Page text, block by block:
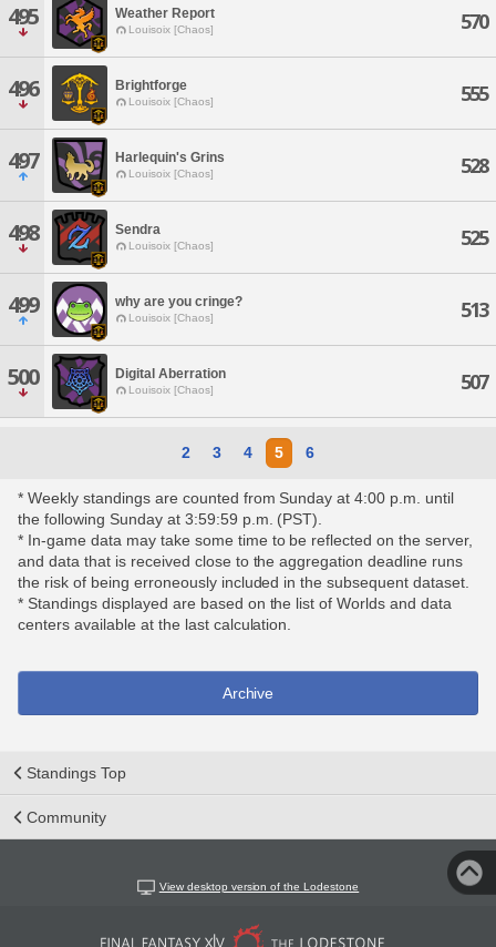
495 Weather Report
Louisoix [Chaos] 570
496 Brightforge
Louisoix [Chaos] 555
497 Harlequin's Grins
Louisoix [Chaos] 528
498 Sendra
Louisoix [Chaos] 525
499 why are you cringe?
Louisoix [Chaos] 513
500 Digital Aberration
Louisoix [Chaos] 507
2 3 4 5 6
* Weekly standings are counted from Sunday at 4:00 p.m. until
the following Sunday at 3:59:59 p.m. (PST).
* In-game data may take some time to be reflected on the server,
and data that is received close to the aggregation deadline runs
the risk of being erroneously included in the subsequent dataset.
* Standings displayed are based on the list of Worlds and data
centers available at the last calculation.
Archive
Standings Top
Community
View desktop version of the Lodestone